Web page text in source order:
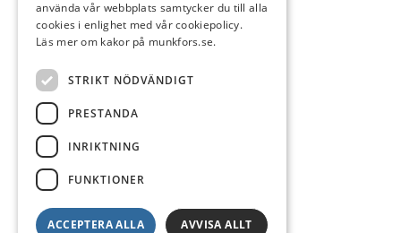
använda vår webbplats samtycker du till alla
cookies i enlighet med vår cookiepolicy.
Läs mer om kakor på munkfors.se.
STRIKT NÖDVÄNDIGT
PRESTANDA
INRIKTNING
FUNKTIONER
ACCEPTERA ALLA AVVISA ALLT